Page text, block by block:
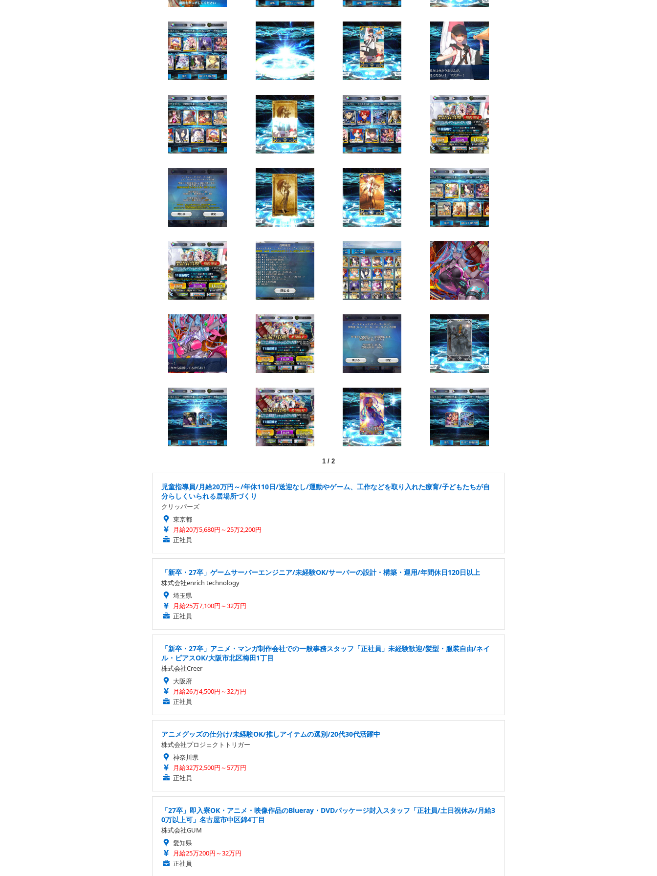
1 / 2
児童指導員/月給20万円～/年休110日/送迎なし/運動やゲーム、工作などを取り入れた療育/子どもたちが自
分らしくいられる居場所づくり
クリッパーズ
東京都
月給20万5,680円～25万2,200円
正社員
「新卒・27卒」ゲームサーバーエンジニア/未経験OK/サーバーの設計・構築・運用/年間休日120日以上
株式会社enrich technology
埼玉県
月給25万7,100円～32万円
正社員
「新卒・27卒」アニメ・マンガ制作会社での一般事務スタッフ「正社員」未経験歓迎/髪型・服装自由/ネイ
ル・ピアスOK/大阪市北区梅田1丁目
株式会社Creer
大阪府
月給26万4,500円～32万円
正社員
アニメグッズの仕分け/未経験OK/推しアイテムの選別/20代30代活躍中
株式会社プロジェクトトリガー
神奈川県
月給32万2,500円～57万円
正社員
「27卒」即入寮OK・アニメ・映像作品のBlueray・DVDパッケージ封入スタッフ「正社員/土日祝休み/月給3
0万以上可」名古屋市中区錦4丁目
株式会社GUM
愛知県
月給25万200円～32万円
正社員